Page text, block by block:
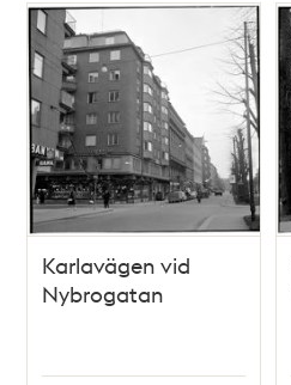
Karlavägen vid
Nybrogatan